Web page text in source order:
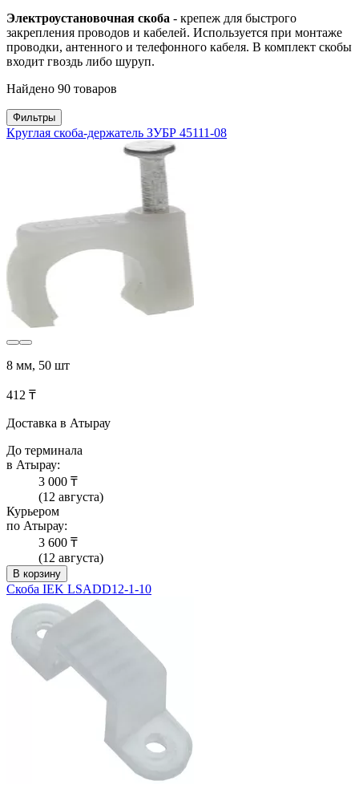
Электроустановочная скоба - крепеж для быстрого
закрепления проводов и кабелей. Используется при монтаже
проводки, антенного и телефонного кабеля. В комплект скобы
входит гвоздь либо шуруп.
Найдено 90 товаров
Фильтры
Круглая скоба-держатель ЗУБР 45111-08
8 мм, 50 шт
412 ₸
Доставка в Атырау
До терминала
в Атырау:
3 000 ₸
(12 августа)
Курьером
по Атырау:
3 600 ₸
(12 августа)
В корзину
Скоба IEK LSADD12-1-10